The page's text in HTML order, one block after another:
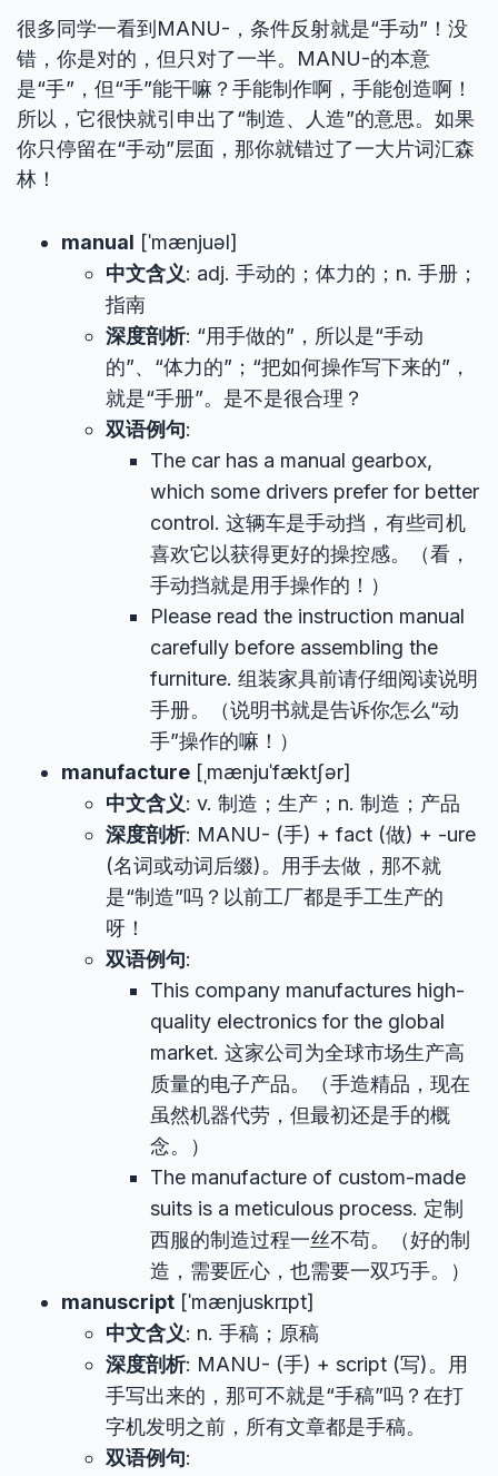
很多同学一看到MANU-，条件反射就是“手动”！没
错，你是对的，但只对了一半。MANU-的本意
是“手”，但“手”能干嘛？手能制作啊，手能创造啊！
所以，它很快就引申出了“制造、人造”的意思。如果
你只停留在“手动”层面，那你就错过了一大片词汇森
林！
manual [ˈmænjuəl]
中文含义: adj. 手动的；体力的；n. 手册；
指南
深度剖析: “用手做的”，所以是“手动
的”、“体力的”；“把如何操作写下来的”，
就是“手册”。是不是很合理？
双语例句:
The car has a manual gearbox,
which some drivers prefer for better
control. 这辆车是手动挡，有些司机
喜欢它以获得更好的操控感。（看，
手动挡就是用手操作的！）
Please read the instruction manual
carefully before assembling the
furniture. 组装家具前请仔细阅读说明
手册。（说明书就是告诉你怎么“动
手”操作的嘛！）
manufacture [ˌmænjuˈfæktʃər]
中文含义: v. 制造；生产；n. 制造；产品
深度剖析: MANU- (手) + fact (做) + -ure
(名词或动词后缀)。用手去做，那不就
是“制造”吗？以前工厂都是手工生产的
呀！
双语例句:
This company manufactures high-
quality electronics for the global
market. 这家公司为全球市场生产高
质量的电子产品。（手造精品，现在
虽然机器代劳，但最初还是手的概
念。）
The manufacture of custom-made
suits is a meticulous process. 定制
西服的制造过程一丝不苟。（好的制
造，需要匠心，也需要一双巧手。）
manuscript [ˈmænjuskrɪpt]
中文含义: n. 手稿；原稿
深度剖析: MANU- (手) + script (写)。用
手写出来的，那可不就是“手稿”吗？在打
字机发明之前，所有文章都是手稿。
双语例句: